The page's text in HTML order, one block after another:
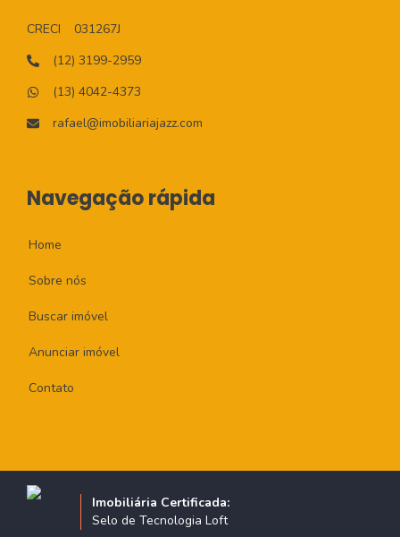
CRECI
031267J
(12) 3199-2959
(13) 4042-4373
rafael@imobiliariajazz.com
Navegação rápida
Home
Sobre nós
Buscar imóvel
Anunciar imóvel
Contato
Imobiliária Certificada:
Selo de Tecnologia Loft